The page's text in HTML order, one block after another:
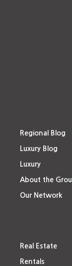
Regional Blog
Luxury Blog
Luxury
About the
Our Network
Real Estate
Rentals